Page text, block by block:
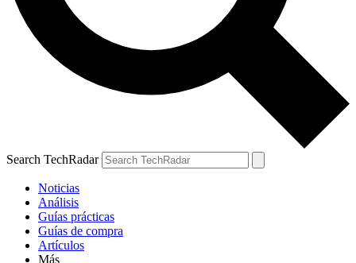
Search TechRadar
Noticias
Análisis
Guías prácticas
Guías de compra
Artículos
Más